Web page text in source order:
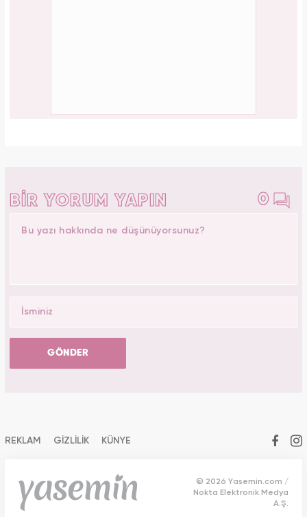
BİR YORUM YAPIN 0
GÖNDER
REKLAM GİZLİLİK KÜNYE
© 2026 Yasemin.com /
Nokta Elektronik Medya
A.Ş.